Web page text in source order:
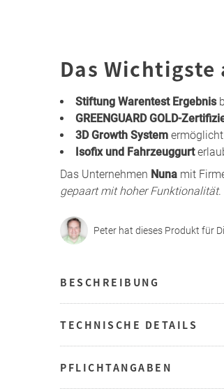
Das
Stiftung Warentest Ergebnis
GREENGUARD GOLD-
3D Growth System
Isofix und Fahrzeuggurt
Das Unternehmen Nuna mit
gepaart mit hoher Funktionalität.
Peter hat dieses Produkt für
BESCHREIBUNG
TECHNISCHE DETAILS
PFLICHTANGABEN